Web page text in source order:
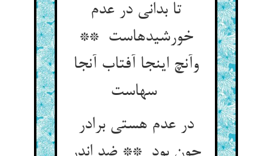
تا بدانی در عدم
خورشیدهاست **
وآنچ اینجا آفتاب آنجا
سهاست
در عدم هستی برادر